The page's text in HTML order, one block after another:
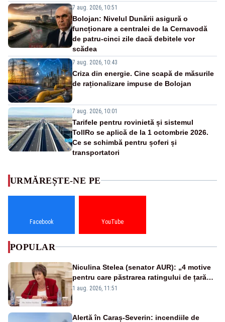
7 aug. 2026, 10:51
Bolojan: Nivelul Dunării asigură o
funcționare a centralei de la Cernavodă
de patru-cinci zile dacă debitele vor
scădea
7 aug. 2026, 10:43
Criza din energie. Cine scapă de măsurile
de raționalizare impuse de Bolojan
7 aug. 2026, 10:01
Tarifele pentru rovinietă și sistemul
TollRo se aplică de la 1 octombrie 2026.
Ce se schimbă pentru șoferi și
transportatori
URMĂREȘTE-NE PE
Facebook YouTube
POPULAR
Niculina Stelea (senator AUR): „4 motive
pentru care păstrarea ratingului de țară
nu este o reușită pentru Guvernul
1 aug. 2026, 11:51
Alertă în Caraș-Severin: incendiile de